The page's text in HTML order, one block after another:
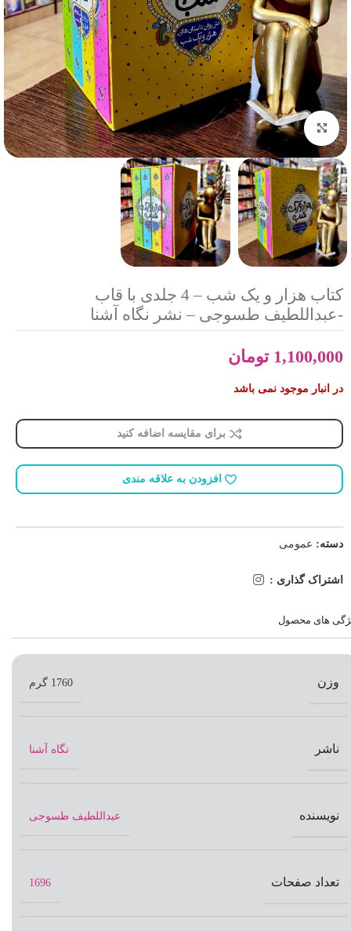
بزرگنمایی تصویر
کتاب هزار و یک شب – 4 جلدی با قاب
-عبداللطیف طسوجی – نشر نگاه آشنا
1,100,000 تومان
در انبار موجود نمی باشد
برای مقایسه اضافه کنید
افزودن به علاقه مندی
دسته: عمومی
اشتراک گذاری :
های محصول
وزن 1760 گرم
ناشر نگاه آشنا
نویسنده عبداللطیف طسوجی
تعداد صفحات 1696